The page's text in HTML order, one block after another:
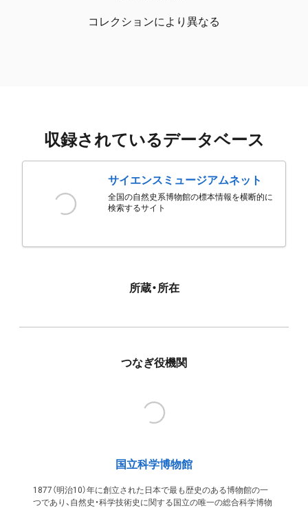
コレクションにより異なる
収録されているデータベース
サイエンスミュージアムネット
全国の自然史系博物館の標本情報を横断的に
検索するサイト
所蔵・所在
つなぎ役機関
国立科学博物館
1877（明治10）年に創立された日本で最も歴史のある博物館の一
つであり、自然史・科学技術史に関する国立の唯一の総合科学博物